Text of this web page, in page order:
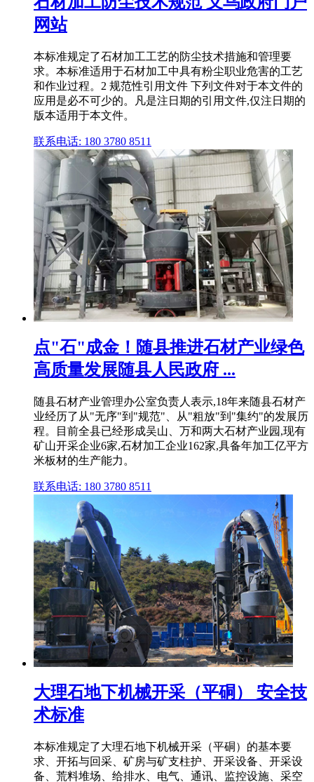
网站
本标准规定了石材加工工艺的防尘技术措施和管理要
求。本标准适用于石材加工中具有粉尘职业危害的工艺
和作业过程。2 规范性引用文件 下列文件对于本文件的
应用是必不可少的。凡是注日期的引用文件,仅注日期的
版本适用于本文件。
联系电话: 180 3780 8511
点"石"成金！随县推进石材产业绿色
高质量发展随县人民政府 ...
随县石材产业管理办公室负责人表示,18年来随县石材产
业经历了从"无序"到"规范"、从"粗放"到"集约"的发展历
程。目前全县已经形成吴山、万和两大石材产业园,现有
矿山开采企业6家,石材加工企业162家,具备年加工亿平方
米板材的生产能力。
联系电话: 180 3780 8511
大理石地下机械开采（平硐） 安全技
术标准
本标准规定了大理石地下机械开采（平硐）的基本要
求、开拓与回采、矿房与矿支柱护、开采设备、开采设
备、荒料堆场、给排水、电气、通讯、监控设施、采空